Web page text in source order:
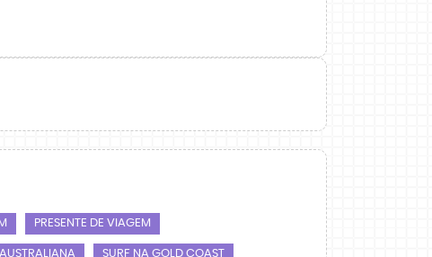
PRESENTE DE VIAGEM
SURF NA GOLD COAST